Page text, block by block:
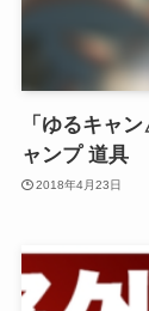
「ゆるキャ
ャンプ 道具
2018年4月23日